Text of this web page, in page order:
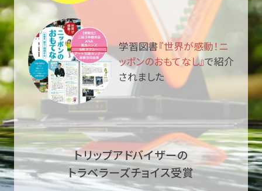
学習図書『世界が感動！ニ
ッポンのおもてなし』で紹介
されました
トリップアドバイザーの
トラベラーズチョイス受賞